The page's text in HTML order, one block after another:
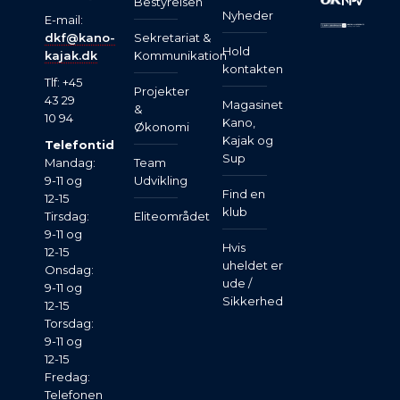
E-mail:
dkf@kano-
kajak.dk
Tlf: +45
43 29
10 94
Telefontid
Mandag:
9-11 og
12-15
Tirsdag:
9-11 og
12-15
Onsdag:
9-11 og
12-15
Torsdag:
9-11 og
12-15
Fredag:
Telefonen
Sekretariat &
Kommunikation
Projekter
&
Økonomi
Team
Udvikling
Eliteområdet
Nyheder
Hold
kontakten
Magasinet
Kano,
Kajak og
Sup
Find en
klub
Hvis
uheldet er
ude /
Sikkerhed